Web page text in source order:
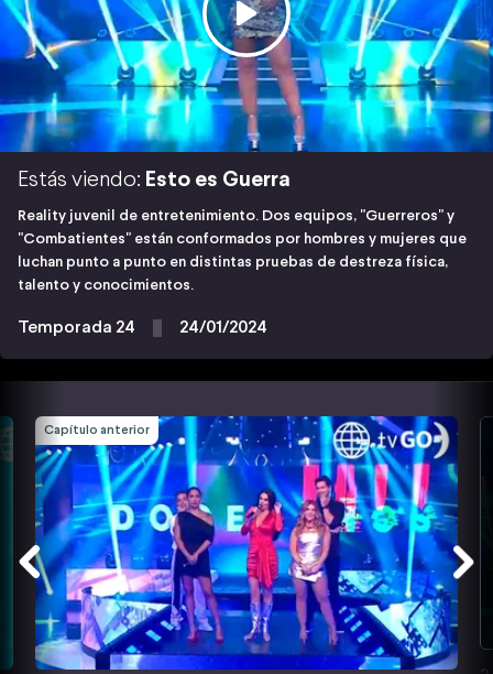
Estás viendo: Esto es Guerra
Reality juvenil de entretenimiento. Dos equipos, "Guerreros" y
"Combatientes" están conformados por hombres y mujeres que
luchan punto a punto en distintas pruebas de destreza física,
talento y conocimientos.
Temporada 24 24/01/2024
Capítulo anterior